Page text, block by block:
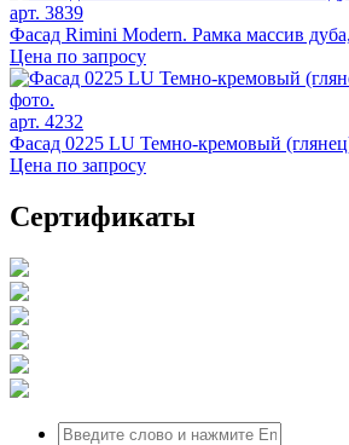
арт. 3839
Фасад Rimini Modern. Рамка массив
Цена по запросу
арт. 4232
Фасад 0225 LU Темно-кремовый
Цена по запросу
Сертификаты